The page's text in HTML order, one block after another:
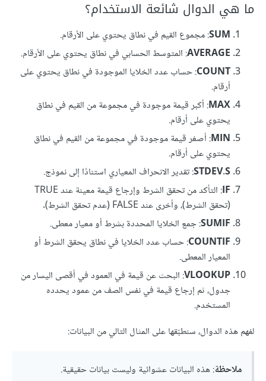
ما هي الدوال شائعة الاستخدام؟
SUM: مجموع القيم في نطاق يحتوي على الأرقام.
AVERAGE: المتوسط الحسابي في نطاق يحتوي على الأرقام.
COUNT: حساب عدد الخلايا الموجودة في نطاق يحتوي على
أرقام.
MAX: أكبر قيمة موجودة في مجموعة من القيم في نطاق
يحتوي على أرقام.
MIN: أصغر قيمة موجودة في مجموعة من القيم في نطاق
يحتوي على أرقام.
STDEV.S: تقدير الانحراف المعياري استنادًا إلى نموذج.
IF
: التأكد من تحقق الشرط وإرجاع قيمة معينة عند TRUE
(تحقق الشرط)، وأخرى عند FALSE (عدم تحقق الشرط).
SUMIF: جمع الخلايا المحددة بشرط أو معيار معطى.
COUNTIF: حساب عدد الخلايا في نطاق يحقق الشرط أو
المعيار المعطى.
VLOOKUP: البحث عن قيمة في العمود في أقصى اليسار من
جدول، ثم إرجاع قيمة في نفس الصف من عمود يحدده
المستخدم.
لفهم هذه الدوال، سنطبّقها على المثال التالي من البيانات:
ملاحظة: هذه البيانات عشوائية وليست بيانات حقيقية.